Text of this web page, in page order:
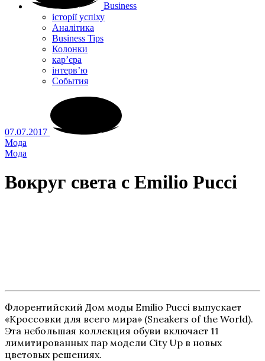
Business
історії успіху
Аналітика
Business Tips
Колонки
кар’єра
інтерв’ю
Cобытия
07.07.2017
Мода
Мода
Вокруг света с Emilio Pucci
Флорентийский Дом моды Emilio Pucci выпускает
«Кроссовки для всего мира» (Sneakers of the World).
Эта небольшая коллекция обуви включает 11
лимитированных пар модели City Up в новых
цветовых решениях.